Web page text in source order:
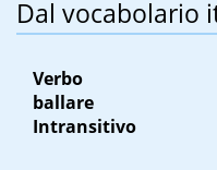
Dal vocabolario
Verbo
ballare
Intransitivo